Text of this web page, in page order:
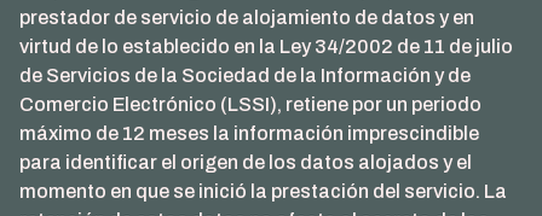
prestador de servicio de alojamiento de datos y en
virtud de lo establecido en la Ley 34/2002 de 11 de julio
de Servicios de la Sociedad de la Información y de
Comercio Electrónico (LSSI), retiene por un periodo
máximo de 12 meses la información imprescindible
para identificar el origen de los datos alojados y el
momento en que se inició la prestación del servicio. La